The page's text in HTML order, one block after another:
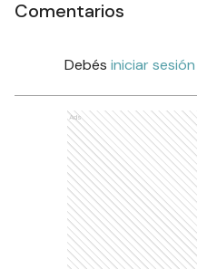
Debés iniciar sesión
Ads